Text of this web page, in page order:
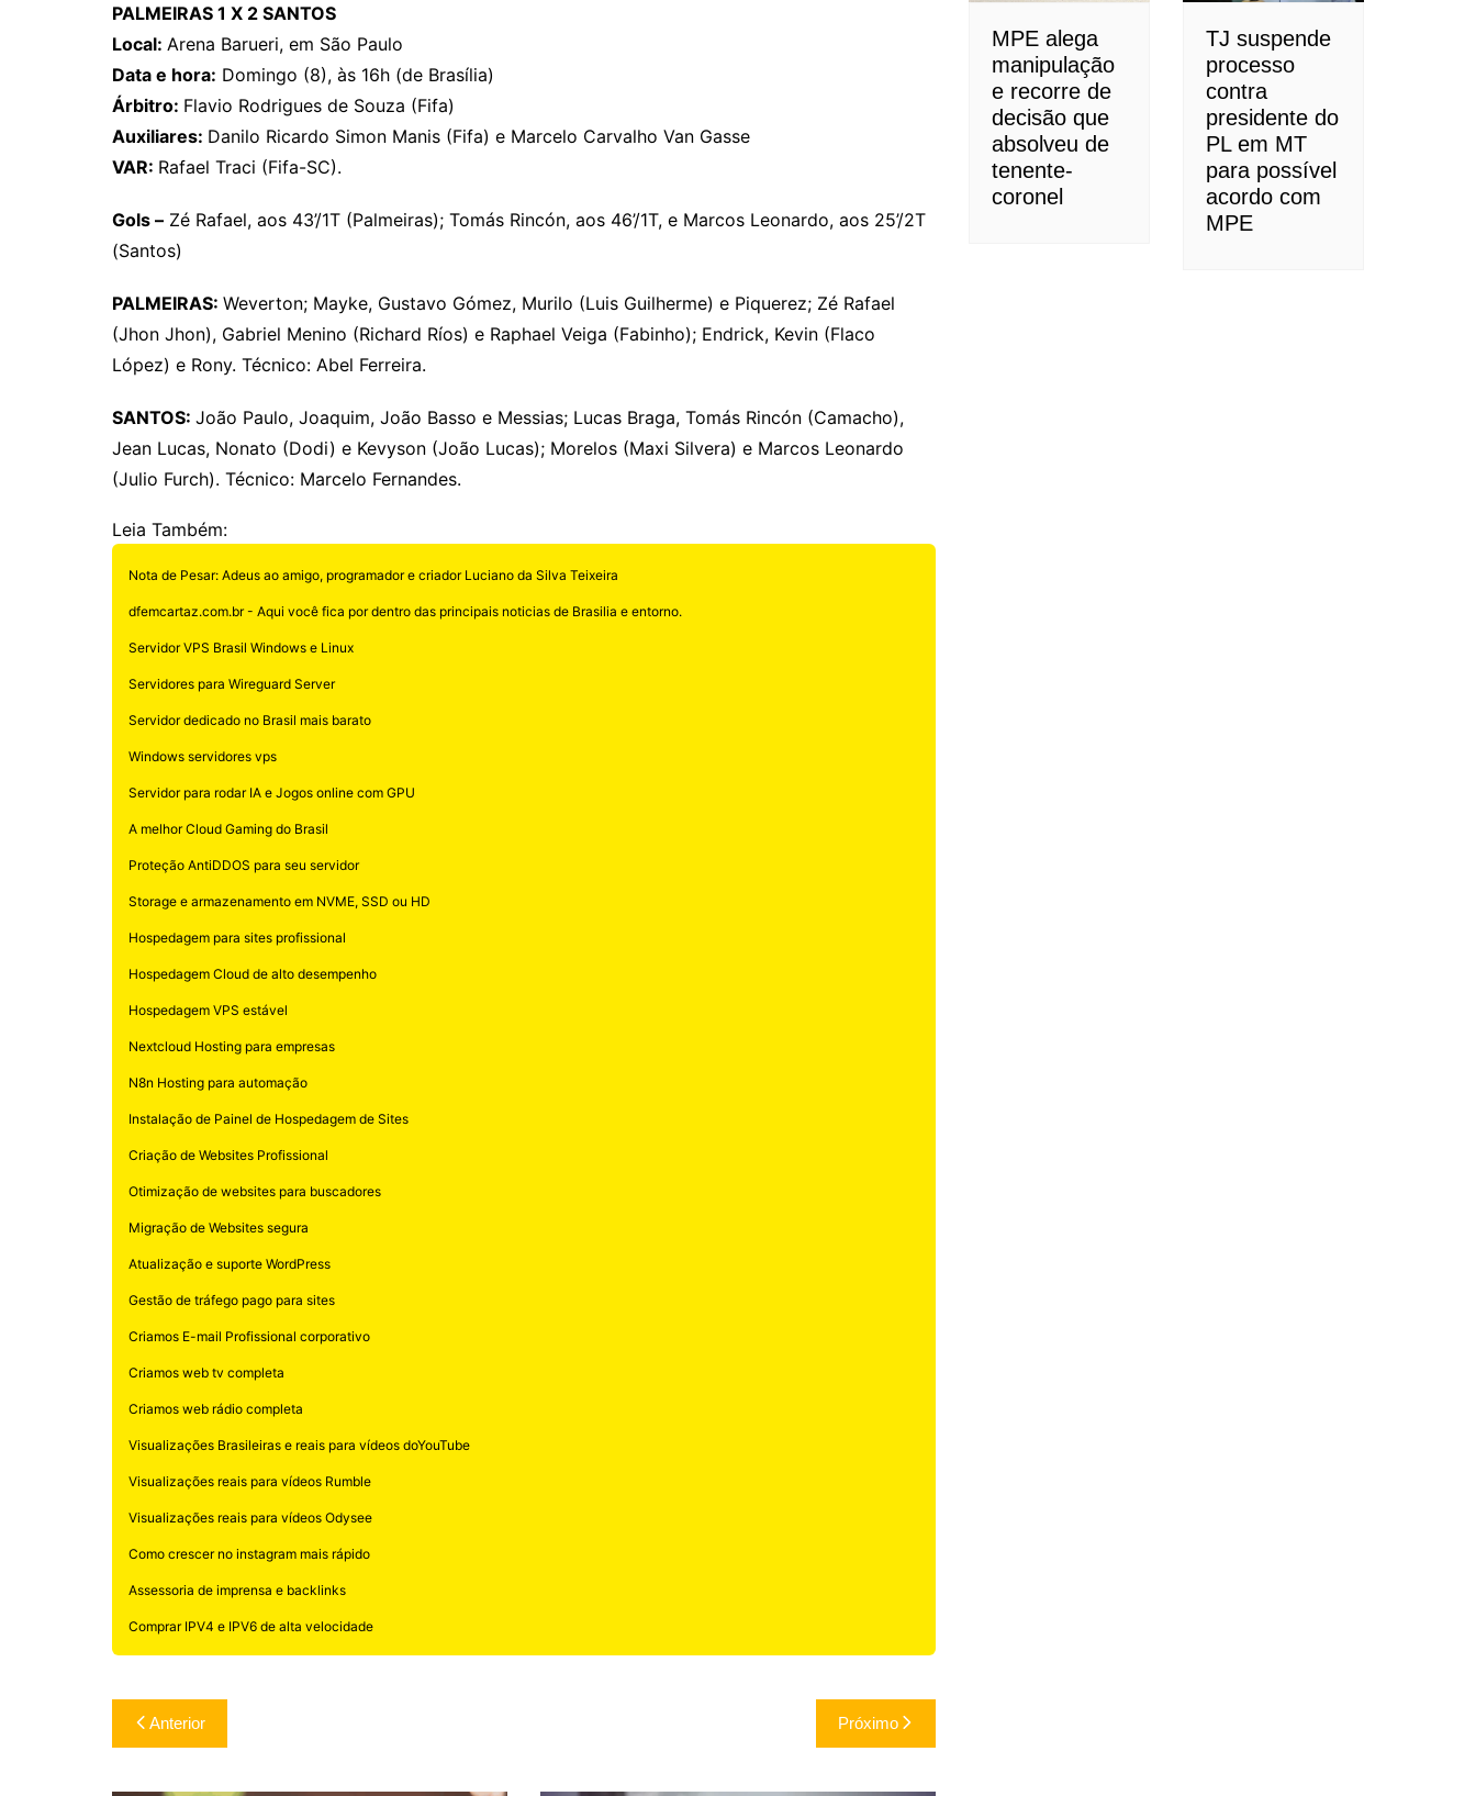
PALMEIRAS 1 X 2 SANTOS
Local: Arena Barueri, em São Paulo
Data e hora: Domingo (8), às 16h (de Brasília)
Árbitro: Flavio Rodrigues de Souza (Fifa)
Auxiliares: Danilo Ricardo Simon Manis (Fifa) e Marcelo Carvalho Van Gasse
VAR: Rafael Traci (Fifa-SC).
Gols – Zé Rafael, aos 43’/1T (Palmeiras); Tomás Rincón, aos 46’/1T, e Marcos Leonardo, aos 25’/2T
(Santos)
PALMEIRAS: Weverton; Mayke, Gustavo Gómez, Murilo (Luis Guilherme) e Piquerez; Zé Rafael
(Jhon Jhon), Gabriel Menino (Richard Ríos) e Raphael Veiga (Fabinho); Endrick, Kevin (Flaco
López) e Rony. Técnico: Abel Ferreira.
SANTOS: João Paulo, Joaquim, João Basso e Messias; Lucas Braga, Tomás Rincón (Camacho),
Jean Lucas, Nonato (Dodi) e Kevyson (João Lucas); Morelos (Maxi Silvera) e Marcos Leonardo
(Julio Furch). Técnico: Marcelo Fernandes.
Leia Também:
Nota de Pesar: Adeus ao amigo, programador e criador Luciano da Silva Teixeira
dfemcartaz.com.br - Aqui você fica por dentro das principais noticias de Brasilia e entorno.
Servidor VPS Brasil Windows e Linux
Servidores para Wireguard Server
Servidor dedicado no Brasil mais barato
Windows servidores vps
Servidor para rodar IA e Jogos online com GPU
A melhor Cloud Gaming do Brasil
Proteção AntiDDOS para seu servidor
Storage e armazenamento em NVME, SSD ou HD
Hospedagem para sites profissional
Hospedagem Cloud de alto desempenho
Hospedagem VPS estável
Nextcloud Hosting para empresas
N8n Hosting para automação
Instalação de Painel de Hospedagem de Sites
Criação de Websites Profissional
Otimização de websites para buscadores
Migração de Websites segura
Atualização e suporte WordPress
Gestão de tráfego pago para sites
Criamos E-mail Profissional corporativo
Criamos web tv completa
Criamos web rádio completa
Visualizações Brasileiras e reais para vídeos doYouTube
Visualizações reais para vídeos Rumble
Visualizações reais para vídeos Odysee
Como crescer no instagram mais rápido
Assessoria de imprensa e backlinks
Comprar IPV4 e IPV6 de alta velocidade
Navegação
de
Anterior Próximo
MPE alega
manipulação
e recorre de
decisão que
absolveu de
tenente-
coronel
TJ suspende
processo
contra
presidente do
PL em MT
para possível
acordo com
MPE